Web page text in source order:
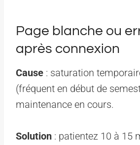
Page blanche ou
après connexion
Cause : saturation
(fréquent en début de
maintenance en cours.
Solution : patientez 10 à 15